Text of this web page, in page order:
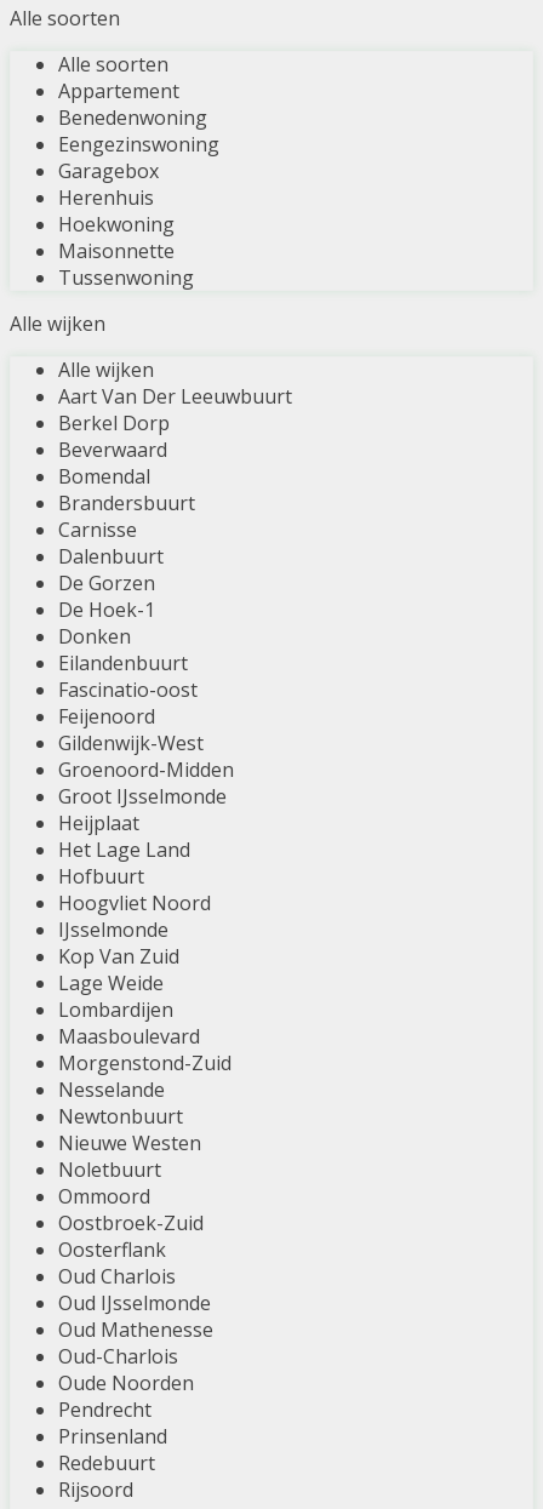
Alle soorten
Alle soorten
Appartement
Benedenwoning
Eengezinswoning
Garagebox
Herenhuis
Hoekwoning
Maisonnette
Tussenwoning
Alle wijken
Alle wijken
Aart Van Der Leeuwbuurt
Berkel Dorp
Beverwaard
Bomendal
Brandersbuurt
Carnisse
Dalenbuurt
De Gorzen
De Hoek-1
Donken
Eilandenbuurt
Fascinatio-oost
Feijenoord
Gildenwijk-West
Groenoord-Midden
Groot IJsselmonde
Heijplaat
Het Lage Land
Hofbuurt
Hoogvliet Noord
IJsselmonde
Kop Van Zuid
Lage Weide
Lombardijen
Maasboulevard
Morgenstond-Zuid
Nesselande
Newtonbuurt
Nieuwe Westen
Noletbuurt
Ommoord
Oostbroek-Zuid
Oosterflank
Oud Charlois
Oud IJsselmonde
Oud Mathenesse
Oud-Charlois
Oude Noorden
Pendrecht
Prinsenland
Redebuurt
Rijsoord